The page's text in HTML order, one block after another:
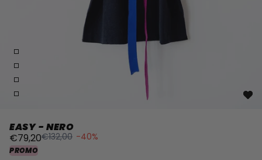
EASY - NERO
€79,20€132,00 -40%
PROMO